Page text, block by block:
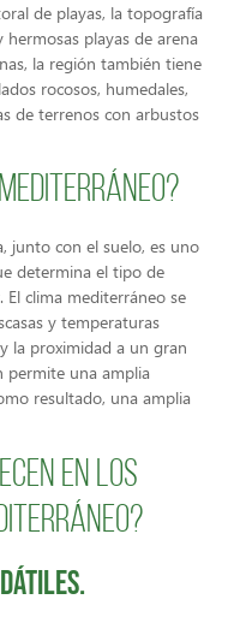
de playas, la topografía
playas de arena
la región también tiene
rocosos, humedales,
de terrenos con arbustos
junto con el suelo, es uno
determina el tipo de
clima mediterráneo se
y temperaturas
la proximidad a un gran
permite una amplia
resultado, una amplia
EN LOS